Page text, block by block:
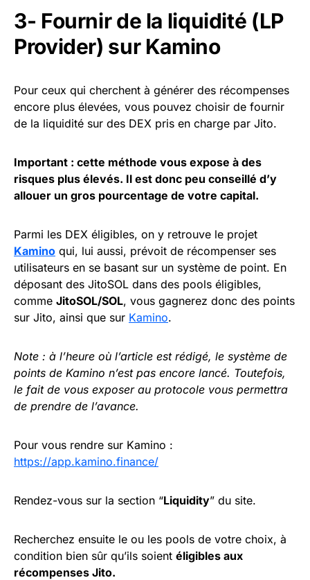
3- Fournir de la liquidité (LP
Provider) sur Kamino
Pour ceux qui cherchent à générer des récompenses
encore plus élevées, vous pouvez choisir de fournir
de la liquidité sur des DEX pris en charge par Jito.
Important : cette méthode vous expose à des
risques plus élevés. Il est donc peu conseillé d’y
allouer un gros pourcentage de votre capital.
Parmi les DEX éligibles, on y retrouve le projet
Kamino qui, lui aussi, prévoit de récompenser ses
utilisateurs en se basant sur un système de point. En
déposant des JitoSOL dans des pools éligibles,
comme JitoSOL/SOL, vous gagnerez donc des points
sur Jito, ainsi que sur Kamino.
Note : à l’heure où l’article est rédigé, le système de
points de Kamino n’est pas encore lancé. Toutefois,
le fait de vous exposer au protocole vous permettra
de prendre de l’avance.
Pour vous rendre sur Kamino :
https://app.kamino.finance/
Rendez-vous sur la section “Liquidity” du site.
Recherchez ensuite le ou les pools de votre choix, à
condition bien sûr qu’ils soient éligibles aux
récompenses Jito.